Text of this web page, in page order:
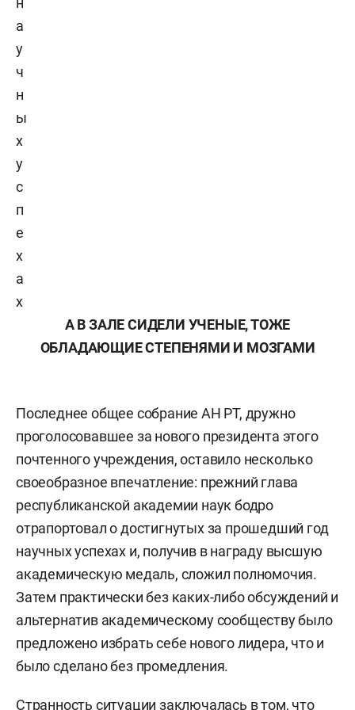
а
у
ч
н
ы
х
у
с
п
е
х
а
х
А В ЗАЛЕ СИДЕЛИ УЧЕНЫЕ, ТОЖЕ
ОБЛАДАЮЩИЕ СТЕПЕНЯМИ И МОЗГАМИ
Последнее общее собрание АН РТ, дружно
проголосовавшее за нового президента этого
почтенного учреждения, оставило несколько
своеобразное впечатление: прежний глава
республиканской академии наук бодро
отрапортовал о достигнутых за прошедший год
научных успехах и, получив в награду высшую
академическую медаль, сложил полномочия.
Затем практически без каких-либо обсуждений и
альтернатив академическому сообществу было
предложено избрать себе нового лидера, что и
было сделано без промедления.
Странность ситуации заключалась в том, что